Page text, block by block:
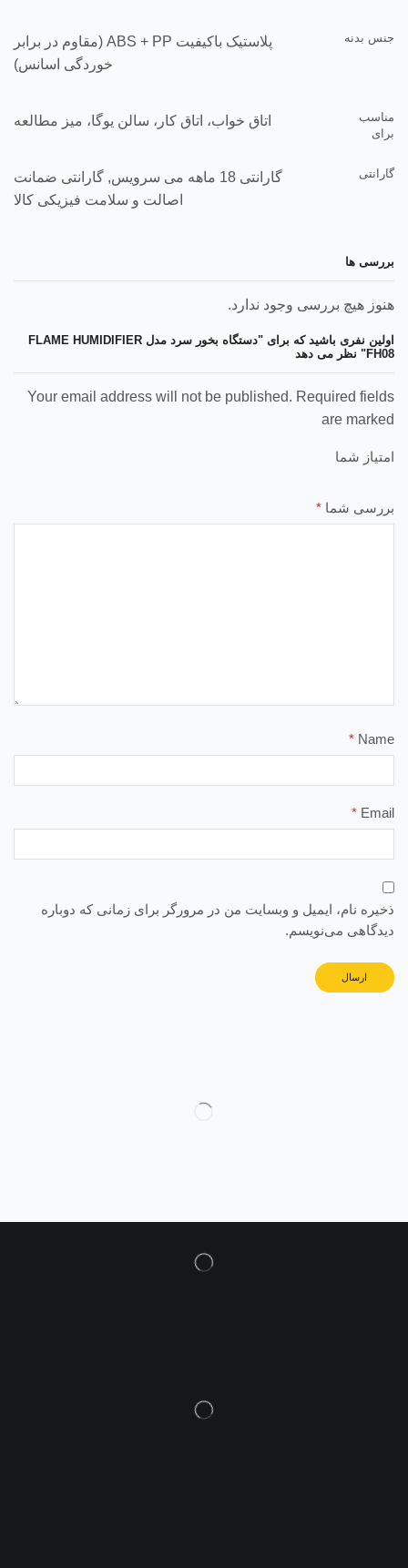
جنس بدنه
پلاستیک باکیفیت ABS + PP (مقاوم در برابر
خوردگی اسانس)
مناسب
برای
اتاق خواب، اتاق کار، سالن یوگا، میز مطالعه
گارانتی
گارانتی 18 ماهه می سرویس, گارانتی ضمانت
اصالت و سلامت فیزیکی کالا
بررسی ها
هنوز هیچ بررسی وجود ندارد.
اولین نفری باشید که برای "دستگاه بخور سرد مدل FLAME HUMIDIFIER
FH08" نظر می دهد
Your email address will not be published. Required fields
are marked
امتیاز شما
بررسی شما *
Name
*
Email
*
ذخیره نام، ایمیل و وبسایت من در مرورگر برای زمانی که دوباره
دیدگاهی می‌نویسم.